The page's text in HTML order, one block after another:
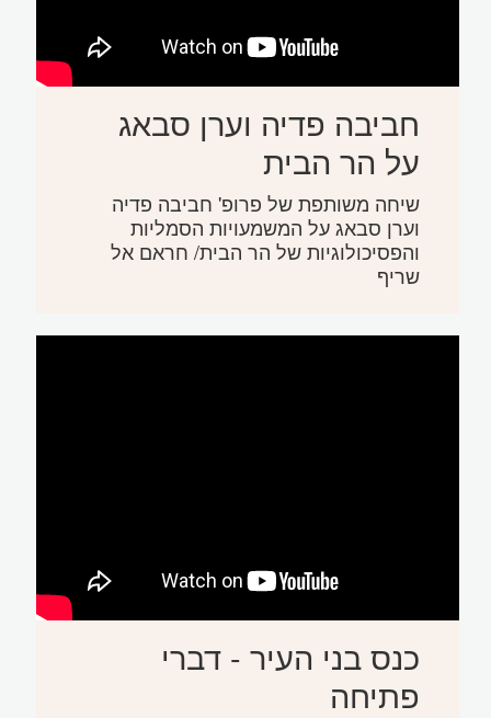
חביבה פדיה וערן סבאג
על הר הבית
שיחה משותפת של פרופ' חביבה פדיה
וערן סבאג על המשמעויות הסמליות
והפסיכולוגיות של הר הבית/ חראם אל
שריף
כנס בני העיר - דברי
פתיחה